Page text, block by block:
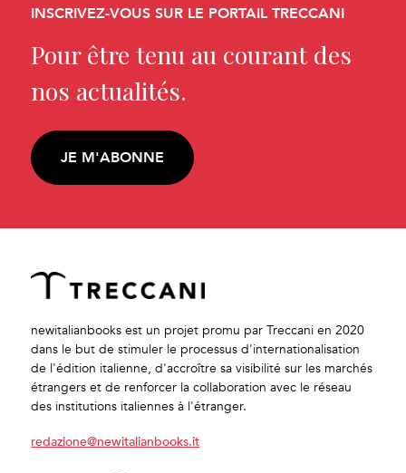
INSCRIVEZ-VOUS SUR LE PORTAIL TRECCANI
Pour être tenu au courant des
nos actualités.
JE M'ABONNE
newitalianbooks est un projet promu par Treccani en 2020
dans le but de stimuler le processus d'internationalisation
de l'édition italienne, d'accroître sa visibilité sur les marchés
étrangers et de renforcer la collaboration avec le réseau
des institutions italiennes à l'étranger.
redazione@newitalianbooks.it